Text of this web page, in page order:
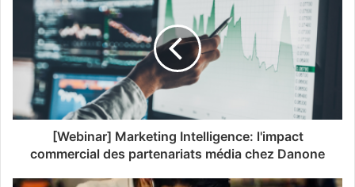
[Webinar] Marketing Intelligence: l'impact
commercial des partenariats média chez Danone